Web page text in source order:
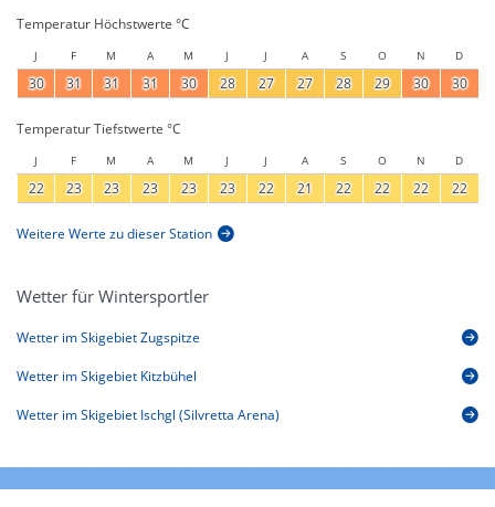
Temperatur Höchstwerte °C
J F M A M J J A S O N D
30 31 31 31 30 28 27 27 28 29 30 30
Temperatur Tiefstwerte °C
J F M A M J J A S O N D
22 23 23 23 23 23 22 21 22 22 22 22
Weitere Werte zu dieser Station
Wetter für Wintersportler
Wetter im Skigebiet Zugspitze
Wetter im Skigebiet Kitzbühel
Wetter im Skigebiet Ischgl (Silvretta Arena)